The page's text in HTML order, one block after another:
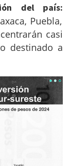
del país:
Puebla,
casi
destinado a